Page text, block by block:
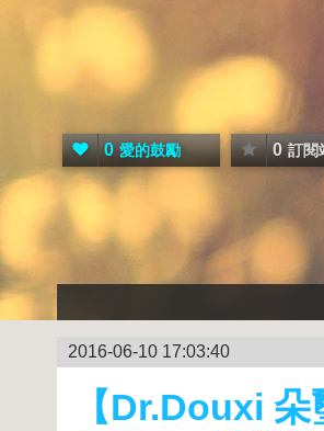
0 愛的鼓勵 0 訂閱
2016-06-10 17:03:40
【Dr.Douxi